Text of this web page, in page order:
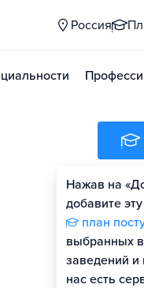
Россия
Нажав на
добавите
план
выбранных
заведений и
нас есть